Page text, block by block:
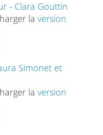
- Clara Gouttin
la version
Simonet et
la version